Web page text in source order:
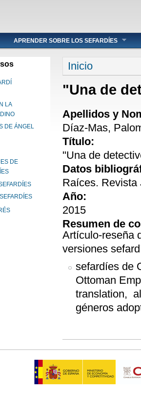
APRENDER SOBRE LOS SEFARDÍES
LA
DE ÁNGEL
DE
Se encuentra
Inicio
"Una de
Apellidos y
Díaz-Mas,
Título:
"Una de
Datos
Raíces. Revista
Año:
2015
Resumen de
Artículo-reseña
versiones
sefardíes de
Ottoman
translation,
géneros